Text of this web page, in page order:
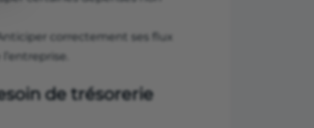
correctement ses flux
de trésorerie